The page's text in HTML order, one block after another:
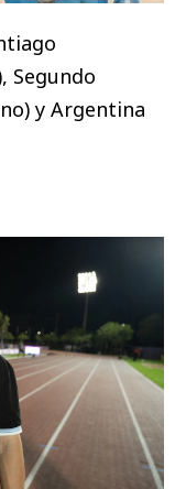
Segundo
y Argentina